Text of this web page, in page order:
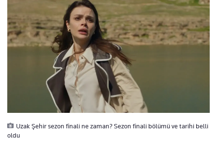
Uzak Şehir sezon finali ne zaman? Sezon finali bölümü ve tarihi belli
oldu